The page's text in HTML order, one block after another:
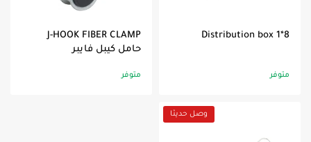
Distribution box 1*8
متوفر
J-HOOK FIBER CLAMP
حامل كيبل فايبر
متوفر
وصل حديثا